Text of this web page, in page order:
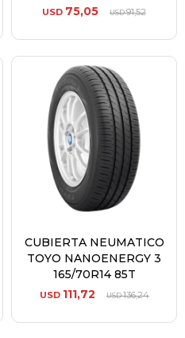
USD 75,05 USD91,52
CUBIERTA NEUMATICO
TOYO NANOENERGY 3
165/70R14 85T
USD 111,72 USD136,24